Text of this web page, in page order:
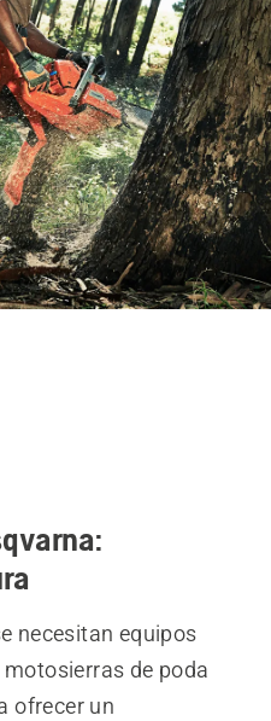
necesitan equipos
de poda
ofrecer un